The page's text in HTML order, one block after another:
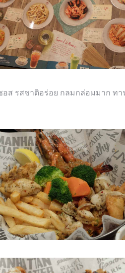
อส รสชาติอร่อย กลมกล่อมมาก ทา